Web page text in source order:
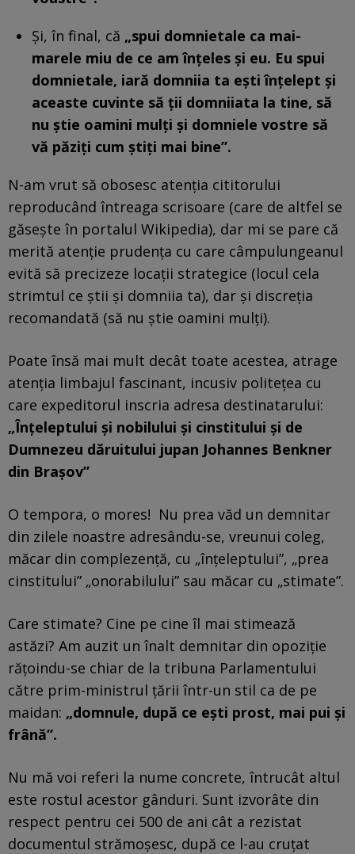
Și, în final, că „spui domnietale ca mai-
marele miu de ce am înțeles și eu. Eu spui
domnietale, iară domniia ta ești înțelept și
aceaste cuvinte să ții domniiata la tine, să
nu știe oamini mulți și domniele vostre să
vă păziți cum știți mai bine”.
N-am vrut să obosesc atenția cititorului
reproducând întreaga scrisoare (care de altfel se
găsește în portalul Wikipedia), dar mi se pare că
merită atenție prudența cu care câmpulungeanul
evită să precizeze locații strategice (locul cela
strimtul ce știi și domniia ta), dar și discreția
recomandată (să nu știe oamini mulți).
Poate însă mai mult decât toate acestea, atrage
atenția limbajul fascinant, incusiv politețea cu
care expeditorul inscria adresa destinatarului:
„Înțeleptului și nobilului și cinstitului și de
Dumnezeu dăruitului jupan Johannes Benkner
din Brașov”
O tempora, o mores! Nu prea văd un demnitar
din zilele noastre adresându-se, vreunui coleg,
măcar din complezență, cu „înțeleptului”, „prea
cinstitului” „onorabilului” sau măcar cu „stimate”.
Care stimate? Cine pe cine îl mai stimează
astăzi? Am auzit un înalt demnitar din opoziție
rățoindu-se chiar de la tribuna Parlamentului
către prim-ministrul țării într-un stil ca de pe
maidan: „domnule, după ce ești prost, mai pui și
frână”.
Nu mă voi referi la nume concrete, întrucât altul
este rostul acestor gânduri. Sunt izvorâte din
respect pentru cei 500 de ani cât a rezistat
documentul strămoșesc, după ce l-au cruțat